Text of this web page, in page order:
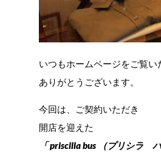
いつもホームページをご覧い
ありがとうございます。
今回は、ご契約いただき
開店を迎えた
「 priscilla bus （プリシラ